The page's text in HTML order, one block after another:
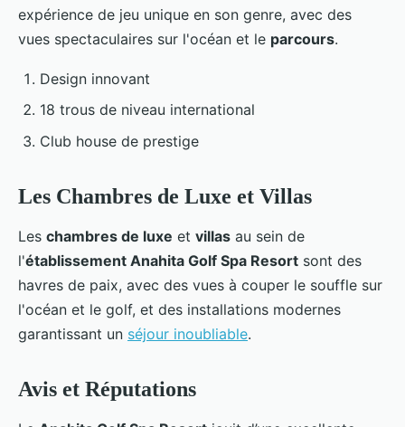
expérience de jeu unique en son genre, avec des
vues spectaculaires sur l'océan et le parcours.
Design innovant
18 trous de niveau international
Club house de prestige
Les Chambres de Luxe et Villas
Les chambres de luxe et villas au sein de
l'établissement Anahita Golf Spa Resort sont des
havres de paix, avec des vues à couper le souffle sur
l'océan et le golf, et des installations modernes
garantissant un séjour inoubliable.
Avis et Réputations